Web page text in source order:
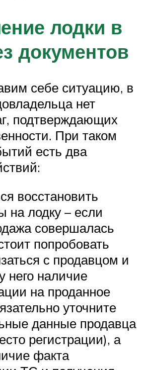
лодки в
документов
себе ситуацию, в
нет
подтверждающих
При таком
есть два
восстановить
на лодку – если
совершалась
попробовать
с продавцом и
него наличие
на проданное
уточните
данные продавца
регистрации), а
факта